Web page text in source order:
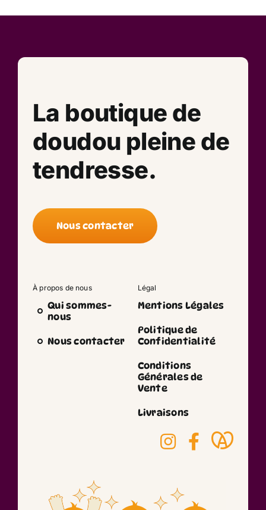
La boutique de
doudou pleine de
tendresse.
Nous contacter
À propos de nous
Qui sommes-
nous
Nous contacter
Légal
Mentions Légales
Politique de
Confidentialité
Conditions
Générales de
Vente
Livraisons